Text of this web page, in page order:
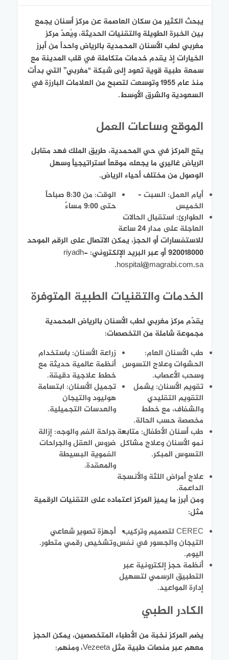
يبحث الكثير من سكان العاصمة عن مركز أسنان يجمع
بين الخبرة الطويلة والتقنيات الحديثة، ويُعدّ مركز
مغربي لطب الأسنان المحمدية بالرياض واحداً من أبرز
الخيارات إذ يقدم خدمات متكاملة في قلب المدينة مع
سمعة طبية قوية تعود إلى شبكة “مغربي” التي بدأت
منذ عام 1955 وتوسعت لتصبح من العلامات البارزة في
السعودية والشرق الأوسط.
الموقع وساعات العمل
يقع المركز في حي المحمدية، طريق الملك فهد مقابل
الرياض غاليري ما يجعله موقعاً استراتيجياً وسهل
الوصول من مختلف أحياء الرياض.
أيام العمل: السبت –
الخميس
الوقت: من 8:30 صباحاً
حتى 9:00 مساءً
الطوارئ: استقبال الحالات
العاجلة على مدار 24 ساعة
للاستفسارات أو الحجز، يمكن الاتصال على الرقم الموحد
920018000 أو عبر البريد الإلكتروني: riyadh-
hospital@magrabi.com.sa.
الخدمات والتقنيات الطبية المتوفرة
يقدّم مركز مغربي لطب الأسنان بالرياض المحمدية
مجموعة شاملة من التخصصات:
طب الأسنان العام:
الحشوات وعلاج التسوس
وسحب الأعصاب.
زراعة الأسنان: باستخدام
أنظمة عالمية حديثة مع
خطط علاجية دقيقة.
تقويم الأسنان: يشمل
التقويم التقليدي
والشفاف، مع خطط
مخصصة حسب الحالة.
تجميل الأسنان: ابتسامة
هوليود والتيجان
والعدسات التجميلية.
طب أسنان الأطفال: متابعة
نمو الأسنان وعلاج مشاكل
التسوس المبكر.
جراحة الفم والوجه: إزالة
ضروس العقل والجراحات
الفموية البسيطة
والمعقدة.
علاج أمراض اللثة والأنسجة
الداعمة.
ومن أبرز ما يميز المركز اعتماده على التقنيات الرقمية
مثل:
CEREC لتصميم وتركيب
التيجان والجسور في نفس
اليوم.
أجهزة تصوير شعاعي
وتشخيص رقمي متطور.
أنظمة حجز إلكترونية عبر
التطبيق الرسمي لتسهيل
إدارة المواعيد.
الكادر الطبي
يضم المركز نخبة من الأطباء المتخصصين، يمكن الحجز
معهم عبر منصات طبية مثل Vezeeta، ومنهم: